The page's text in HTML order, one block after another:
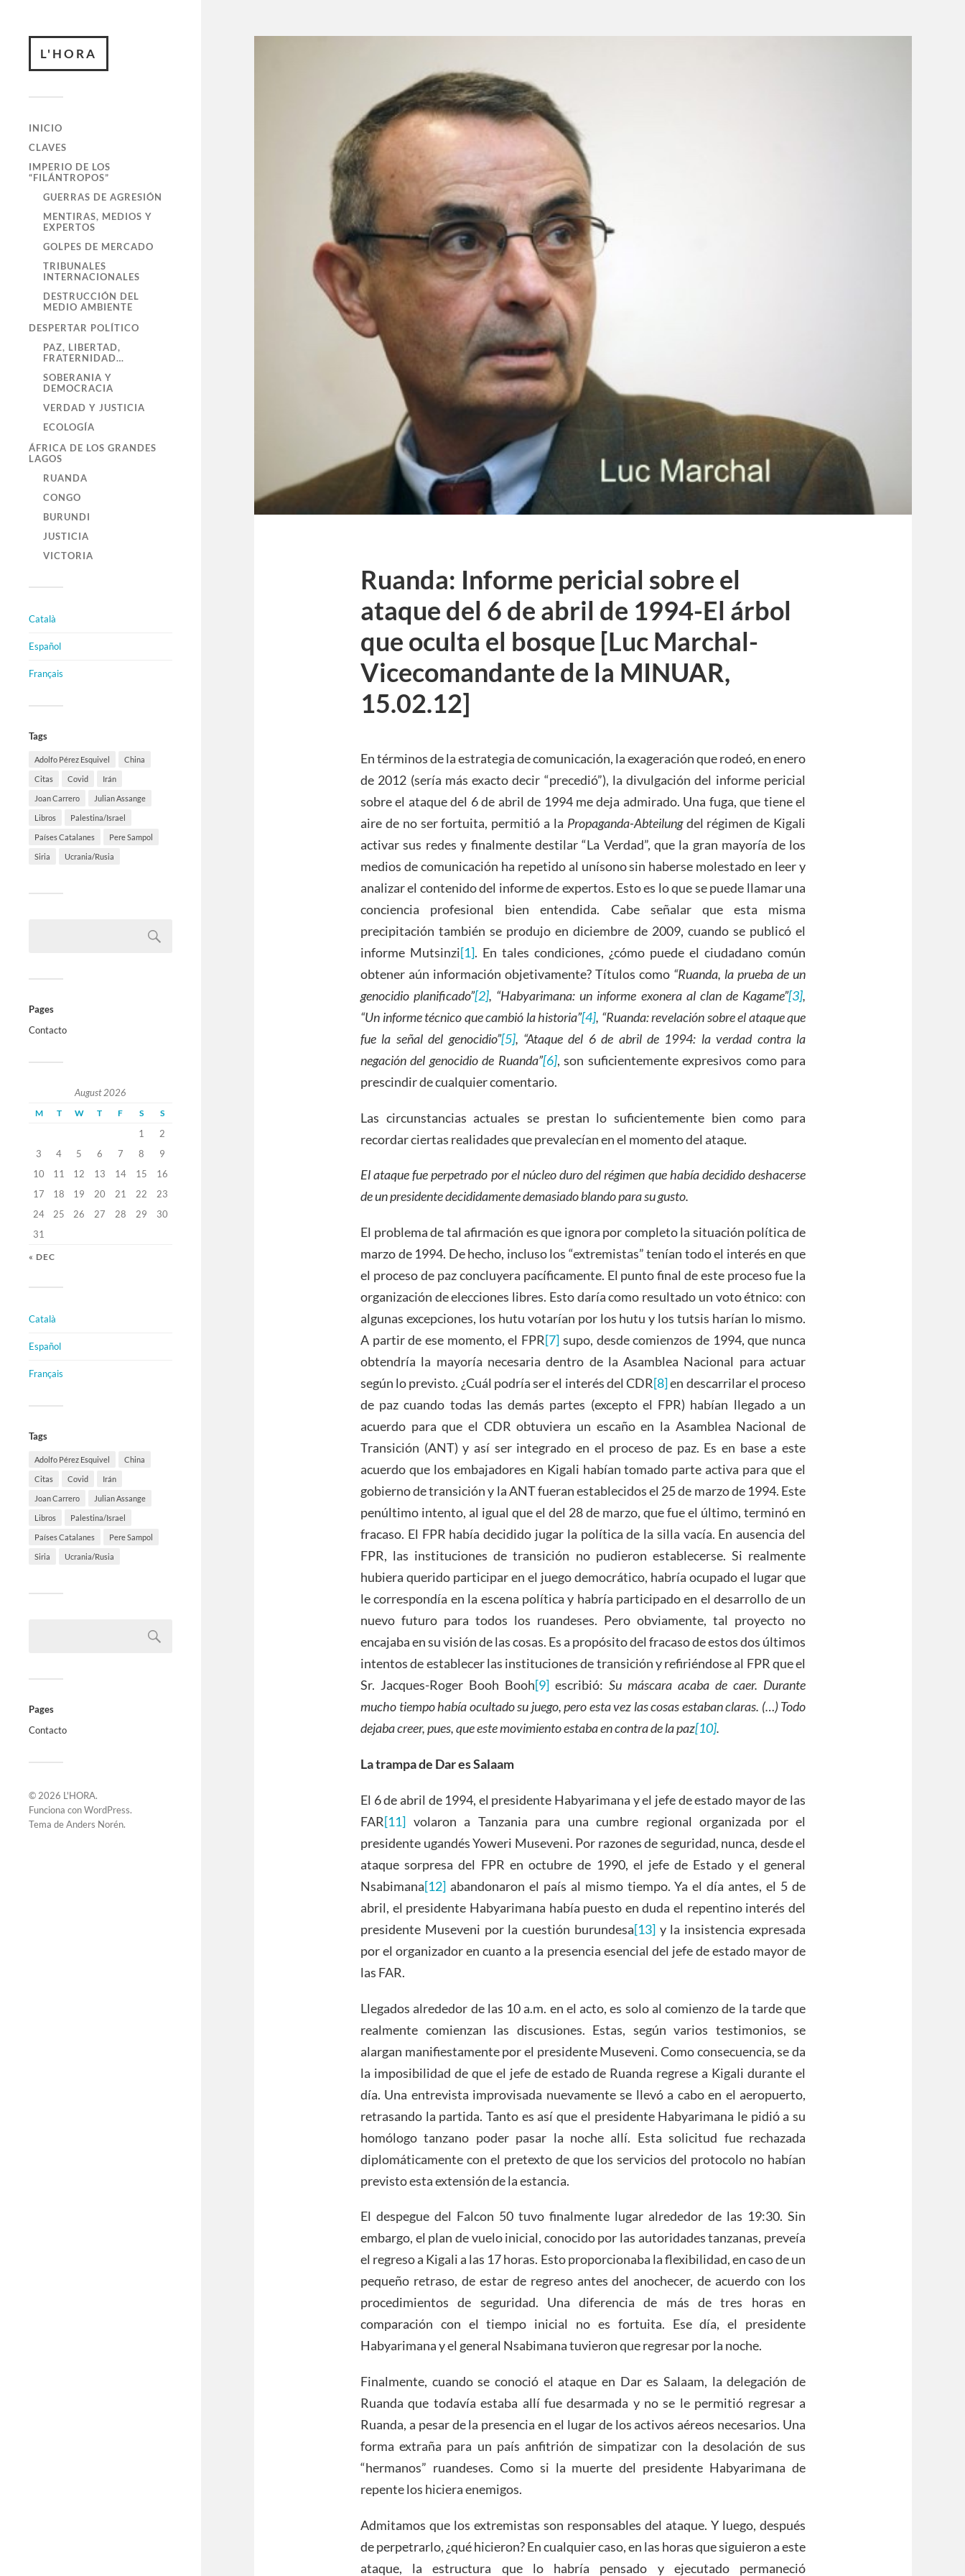
L'HORA
INICIO
CLAVES
IMPERIO DE LOS
“FILÁNTROPOS”
GUERRAS DE AGRESIÓN
MENTIRAS, MEDIOS Y
EXPERTOS
GOLPES DE MERCADO
TRIBUNALES
INTERNACIONALES
DESTRUCCIÓN DEL
MEDIO AMBIENTE
DESPERTAR POLÍTICO
PAZ, LIBERTAD,
FRATERNIDAD…
SOBERANIA Y
DEMOCRACIA
VERDAD Y JUSTICIA
ECOLOGÍA
ÁFRICA DE LOS GRANDES
LAGOS
RUANDA
CONGO
BURUNDI
JUSTICIA
VICTORIA
Català
Español
Français
Tags
Adolfo Pérez Esquivel China
Citas Covid Irán
Joan Carrero Julian Assange
Libros Palestina/Israel
Países Catalanes Pere Sampol
Siria Ucrania/Rusia
Pages
Contacto
August 2026
M T W T F S S
1
2
3
4 5 6 7 8
9
10
11 12 13 14 15
16
17
18 19 20 21 22
23
24
25 26 27 28 29
30
31
« DEC
Català
Español
Français
Tags
Adolfo Pérez Esquivel China
Citas Covid Irán
Joan Carrero Julian Assange
Libros Palestina/Israel
Países Catalanes Pere Sampol
Siria Ucrania/Rusia
Pages
Contacto
© 2026 L'HORA.
Funciona conWordPress.
Tema deAnders Norén.
Ruanda: Informe pericial sobre el
ataque del 6 de abril de 1994-El árbol
que oculta el bosque [Luc Marchal-
Vicecomandante de la MINUAR,
15.02.12]
En términos de la estrategia de comunicación, la exageración que rodeó, en enero
de 2012 (sería más exacto decir “precedió”), la divulgación del informe pericial
sobre el ataque del 6 de abril de 1994 me deja admirado. Una fuga, que tiene el
aire de no ser fortuita, permitió a la Propaganda-Abteilungdel régimen de Kigali
activar sus redes y finalmente destilar “La Verdad”, que la gran mayoría de los
medios de comunicación ha repetido al unísono sin haberse molestado en leer y
analizar el contenido del informe de expertos. Esto es lo que se puede llamar una
conciencia profesional bien entendida. Cabe señalar que esta misma
precipitación también se produjo en diciembre de 2009, cuando se publicó el
informe Mutsinzi[1]. En tales condiciones, ¿cómo puede el ciudadano común
obtener aún información objetivamente? Títulos como “Ruanda, la prueba de un
genocidio planificado”[2], “Habyarimana: un informe exonera al clan de Kagame”[3],
“Un informe técnico que cambió la historia”[4], “Ruanda: revelación sobre el ataque que
fue la señal del genocidio”[5], “Ataque del 6 de abril de 1994: la verdad contra la
negación del genocidio de Ruanda”[6], son suficientemente expresivos como para
prescindir de cualquier comentario.
Las circunstancias actuales se prestan lo suficientemente bien como para
recordar ciertas realidades que prevalecían en el momento del ataque.
El ataque fue perpetrado por el núcleo duro del régimen que había decidido deshacerse
de un presidente decididamente demasiado blando para su gusto.
El problema de tal afirmación es que ignora por completo la situación política de
marzo de 1994. De hecho, incluso los “extremistas” tenían todo el interés en que
el proceso de paz concluyera pacíficamente. El punto final de este proceso fue la
organización de elecciones libres. Esto daría como resultado un voto étnico: con
algunas excepciones, los hutu votarían por los hutu y los tutsis harían lo mismo.
A partir de ese momento, el FPR[7] supo, desde comienzos de 1994, que nunca
obtendría la mayoría necesaria dentro de la Asamblea Nacional para actuar
según lo previsto. ¿Cuál podría ser el interés del CDR[8]en descarrilar el proceso
de paz cuando todas las demás partes (excepto el FPR) habían llegado a un
acuerdo para que el CDR obtuviera un escaño en la Asamblea Nacional de
Transición (ANT) y así ser integrado en el proceso de paz. Es en base a este
acuerdo que los embajadores en Kigali habían tomado parte activa para que el
gobierno de transición y la ANT fueran establecidos el 25 de marzo de 1994. Este
penúltimo intento, al igual que el del 28 de marzo, que fue el último, terminó en
fracaso. El FPR había decidido jugar la política de la silla vacía. En ausencia del
FPR, las instituciones de transición no pudieron establecerse. Si realmente
hubiera querido participar en el juego democrático, habría ocupado el lugar que
le correspondía en la escena política y habría participado en el desarrollo de un
nuevo futuro para todos los ruandeses. Pero obviamente, tal proyecto no
encajaba en su visión de las cosas. Es a propósito del fracaso de estos dos últimos
intentos de establecer las instituciones de transición y refiriéndose al FPR que el
Sr. Jacques-Roger Booh Booh[9] escribió: Su máscara acaba de caer. Durante
mucho tiempo había ocultado su juego, pero esta vez las cosas estaban claras. (…) Todo
dejaba creer, pues, que este movimiento estaba en contra de la paz[10].
La trampa de Dar es Salaam
El 6 de abril de 1994, el presidente Habyarimana y el jefe de estado mayor de las
FAR[11] volaron a Tanzania para una cumbre regional organizada por el
presidente ugandés Yoweri Museveni. Por razones de seguridad, nunca, desde el
ataque sorpresa del FPR en octubre de 1990, el jefe de Estado y el general
Nsabimana[12] abandonaron el país al mismo tiempo. Ya el día antes, el 5 de
abril, el presidente Habyarimana había puesto en duda el repentino interés del
presidente Museveni por la cuestión burundesa[13]y la insistencia expresada
por el organizador en cuanto a la presencia esencial del jefe de estado mayor de
las FAR.
Llegados alrededor de las 10 a.m. en el acto, es solo al comienzo de la tarde que
realmente comienzan las discusiones. Estas, según varios testimonios, se
alargan manifiestamente por el presidente Museveni. Como consecuencia, se da
la imposibilidad de que el jefe de estado de Ruanda regrese a Kigali durante el
día. Una entrevista improvisada nuevamente se llevó a cabo en el aeropuerto,
retrasando la partida. Tanto es así que el presidente Habyarimana le pidió a su
homólogo tanzano poder pasar la noche allí. Esta solicitud fue rechazada
diplomáticamente con el pretexto de que los servicios del protocolo no habían
previsto esta extensión de la estancia.
El despegue del Falcon 50 tuvo finalmente lugar alrededor de las 19:30. Sin
embargo, el plan de vuelo inicial, conocido por las autoridades tanzanas, preveía
el regreso a Kigali a las 17 horas. Esto proporcionaba la flexibilidad, en caso de un
pequeño retraso, de estar de regreso antes del anochecer, de acuerdo con los
procedimientos de seguridad. Una diferencia de más de tres horas en
comparación con el tiempo inicial no es fortuita. Ese día, el presidente
Habyarimana y el general Nsabimana tuvieron que regresar por la noche.
Finalmente, cuando se conoció el ataque en Dar es Salaam, la delegación de
Ruanda que todavía estaba allí fue desarmada y no se le permitió regresar a
Ruanda, a pesar de la presencia en el lugar de los activos aéreos necesarios. Una
forma extraña para un país anfitrión de simpatizar con la desolación de sus
“hermanos” ruandeses. Como si la muerte del presidente Habyarimana de
repente los hiciera enemigos.
Admitamos que los extremistas son responsables del ataque. Y luego, después
de perpetrarlo, ¿qué hicieron? En cualquier caso, en las horas que siguieron a este
ataque, la estructura que lo habría pensado y ejecutado permaneció